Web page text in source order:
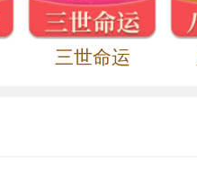
三世命运